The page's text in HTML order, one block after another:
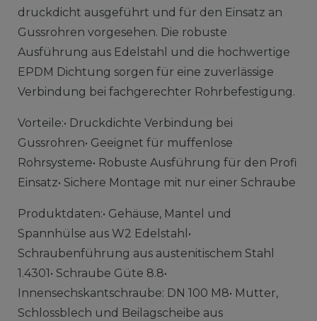
druckdicht ausgeführt und für den Einsatz an
Gussrohren vorgesehen. Die robuste
Ausführung aus Edelstahl und die hochwertige
EPDM Dichtung sorgen für eine zuverlässige
Verbindung bei fachgerechter Rohrbefestigung.
Vorteile:• Druckdichte Verbindung bei
Gussrohren• Geeignet für muffenlose
Rohrsysteme• Robuste Ausführung für den Profi
Einsatz• Sichere Montage mit nur einer Schraube
Produktdaten:• Gehäuse, Mantel und
Spannhülse aus W2 Edelstahl•
Schraubenführung aus austenitischem Stahl
1.4301• Schraube Güte 8.8•
Innensechskantschraube: DN 100 M8• Mutter,
Schlossblech und Beilagscheibe aus